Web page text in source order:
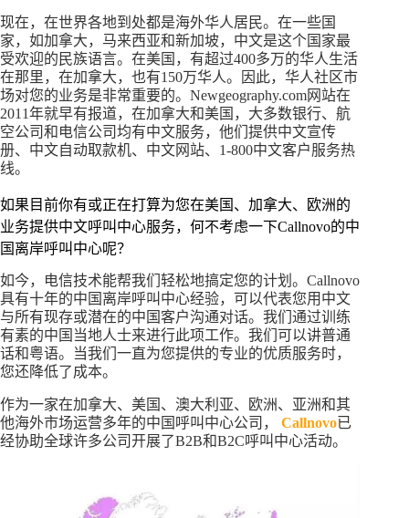
现在，在世界各地到处都是海外华人居民。在一些国
家，如加拿大，马来西亚和新加坡，中文是这个国家最
受欢迎的民族语言。在美国，有超过400多万的华人生活
在那里，在加拿大，也有150万华人。因此，华人社区市
场对您的业务是非常重要的。Newgeography.com网站在
2011年就早有报道，在加拿大和美国，大多数银行、航
空公司和电信公司均有中文服务，他们提供中文宣传
册、中文自动取款机、中文网站、1-800中文客户服务热
线。
如果目前你有或正在打算为您在美国、加拿大、欧洲的
业务提供中文呼叫中心服务，何不考虑一下Callnovo的中
国离岸呼叫中心呢？
如今，电信技术能帮我们轻松地搞定您的计划。Callnovo
具有十年的中国离岸呼叫中心经验，可以代表您用中文
与所有现存或潜在的中国客户沟通对话。我们通过训练
有素的中国当地人士来进行此项工作。我们可以讲普通
话和粤语。当我们一直为您提供的专业的优质服务时，
您还降低了成本。
作为一家在加拿大、美国、澳大利亚、欧洲、亚洲和其
他海外市场运营多年的中国呼叫中心公司， Callnovo已
经协助全球许多公司开展了B2B和B2C呼叫中心活动。